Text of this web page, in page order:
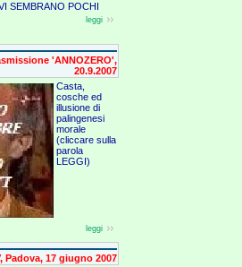
SEMBRANO POCHI
leggi
'ANNOZERO',
20.9.2007
Casta,
cosche ed
illusione di
palingenesi
morale
(cliccare sulla
parola
LEGGI)
leggi
Padova, 17 giugno 2007